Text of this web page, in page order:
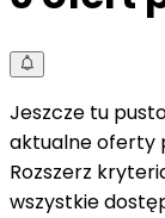
Jeszcze tu
aktualne oferty
Rozszerz
wszystkie